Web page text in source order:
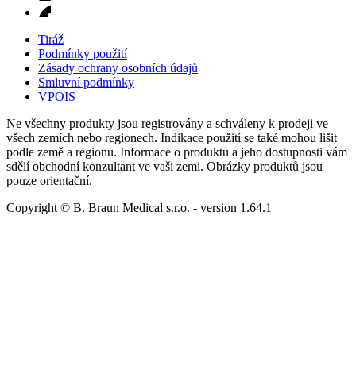
Tiráž
Podmínky použití
Zásady ochrany osobních údajů
Smluvní podmínky
VPOIS
Ne všechny produkty jsou registrovány a schváleny k prodeji ve
všech zemích nebo regionech. Indikace použití se také mohou lišit
podle země a regionu. Informace o produktu a jeho dostupnosti vám
sdělí obchodní konzultant ve vaši zemi. Obrázky produktů jsou
pouze orientační.
Copyright © B. Braun Medical s.r.o. - version 1.64.1